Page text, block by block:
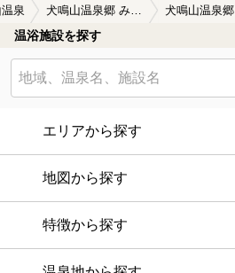
泉
温浴施設を探す
エリアから探す
地図から探す
特徴から探す